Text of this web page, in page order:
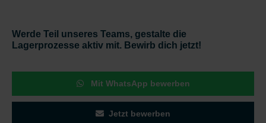
Werde Teil unseres Teams, gestalte die
Lagerprozesse aktiv mit. Bewirb dich jetzt!
Mit WhatsApp bewerben
Jetzt bewerben